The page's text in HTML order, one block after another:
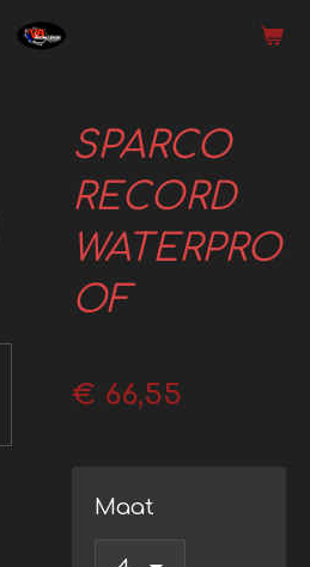
SPARCO
RECORD
WATERPRO
OF
€ 66,55
Maat